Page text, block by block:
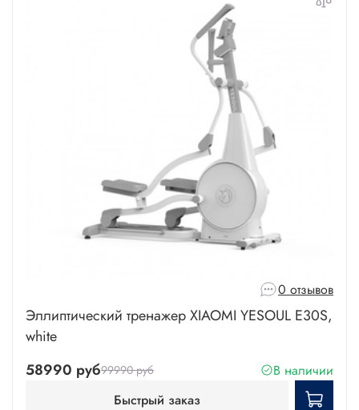
0 отзывов
Эллиптический тренажер XIAOMI YESOUL E30S,
white
58990 руб99990 руб
В наличии
Быстрый заказ